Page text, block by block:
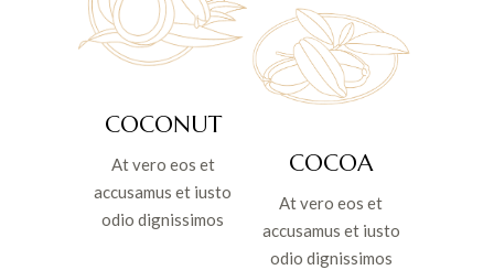
COCONUT
At vero eos et
accusamus et iusto
odio dignissimos
COCOA
At vero eos et
accusamus et iusto
odio dignissimos